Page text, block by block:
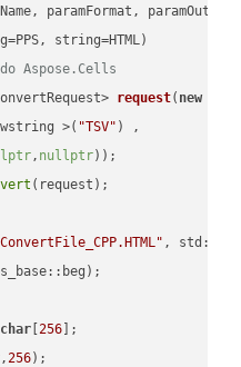
paramFormat,
Aspose.Cells
request( new
>(
"TSV" ) ,
, nullptr))
,
char [256 ];
256);